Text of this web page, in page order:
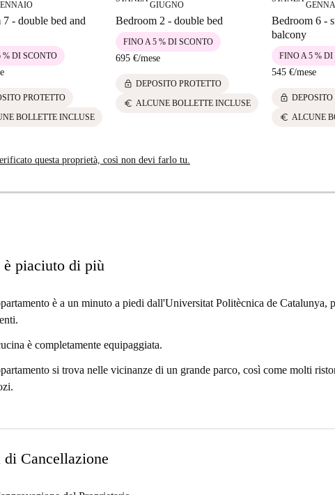
- double bed and
% DI SCONTO
PROTETTO
BOLLETTE INCLUSE
GIUGNO
Bedroom 2 - double bed
695 €/mese
FINO A 5 % DI SCONTO
lock DEPOSITO PROTETTO
euro ALCUNE BOLLETTE INCLUSE
Bedroom 6 -
balcony
545 €/mese
FINO A 5 % DI
lock DEPOSITO
euro ALCUNE
questa proprietà, così non devi farlo tu.
è piaciuto di più
è a un minuto a piedi dall'Universitat Politècnica de Catalunya,
è completamente equipaggiata.
si trova nelle vicinanze di un grande parco, così come molti
Cancellazione